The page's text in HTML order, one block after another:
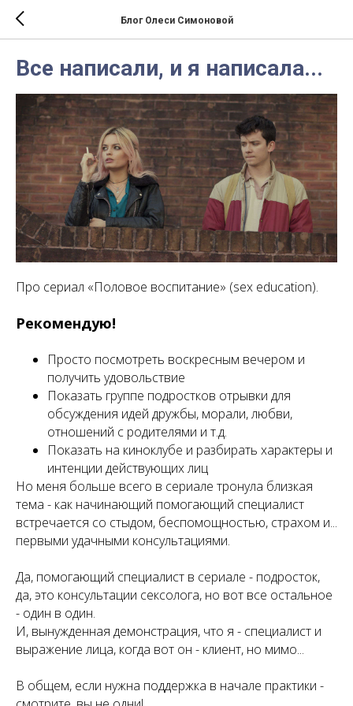
Блог Олеси Симоновой
Все написали, и я написала...
Про сериал «Половое воспитание» (sex education).
Рекомендую!
Просто посмотреть воскресным вечером и
получить удовольствие
Показать группе подростков отрывки для
обсуждения идей дружбы, морали, любви,
отношений с родителями и т.д.
Показать на киноклубе и разбирать характеры и
интенции действующих лиц
Но меня больше всего в сериале тронула близкая
тема - как начинающий помогающий специалист
встречается со стыдом, беспомощностью, страхом и...
первыми удачными консультациями.
Да, помогающий специалист в сериале - подросток,
да, это консультации сексолога, но вот все остальное
- один в один.
И, вынужденная демонстрация, что я - специалист и
выражение лица, когда вот он - клиент, но мимо...
В общем, если нужна поддержка в начале практики -